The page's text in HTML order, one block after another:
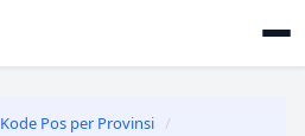
Kode Pos per Provinsi /